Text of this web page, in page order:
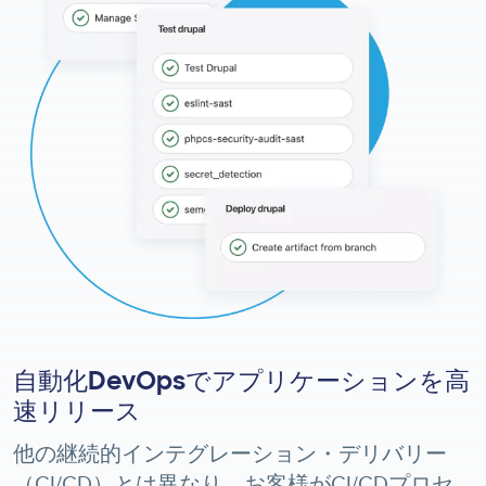
自動化DevOpsでアプリケーションを高
速リリース
他の継続的インテグレーション・デリバリー